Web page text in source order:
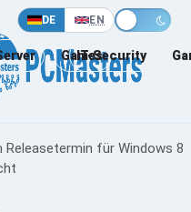
DE EN
Games
IT-Security
für Windows 8